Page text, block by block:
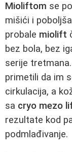
Mioliftom se
mišići i
probale miolift
bez bola, bez
serije tretmana.
primetili da im
cirkulacija, a
sa cryo mezo
rezultate kod
podmlađivanje.